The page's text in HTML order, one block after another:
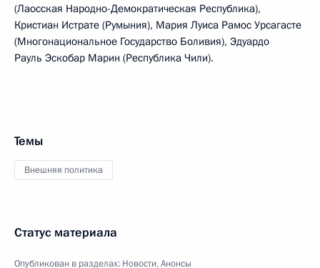
(Лаосская Народно-Демократическая Республика),
Кристиан Истрате (Румыния), Мария Луиса Рамос Урсагасте
(Многонациональное Государство Боливия), Эдуардо
Рауль Эскобар Марин (Республика Чили).
Темы
Внешняя политика
Статус материала
Опубликован в разделах: Новости,Анонсы